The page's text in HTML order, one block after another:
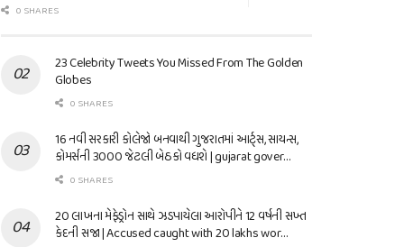
0 SHARES
23 Celebrity Tweets You Missed From The Golden
Globes
0 SHARES
16 નવી સરકારી કોલેજો બનવાથી ગુજરાતમાં આર્ટ્સ, સાયન્સ,
કોમર્સની 3000 જેટલી બેઠકો વધશે | gujarat gover…
0 SHARES
20 લાખના મેફેડ્રોન સાથે ઝડપાયેલા આરોપીને 12 વર્ષની સખ્ત
કેદની સજા | Accused caught with 20 lakhs wor…